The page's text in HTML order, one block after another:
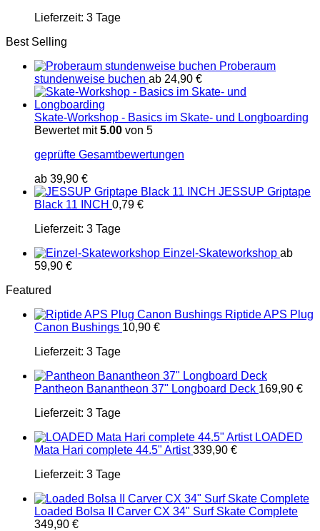
Lieferzeit: 3 Tage
Best Selling
Proberaum
stundenweise buchen ab 24,90 €
Skate-Workshop - Basics im Skate- und Longboarding
Bewertet mit5.00 von 5
geprüfte Gesamtbewertungen
ab 39,90 €
JESSUP Griptape
Black 11 INCH 0,79 €
Lieferzeit: 3 Tage
Einzel-Skateworkshop ab
59,90 €
Featured
Riptide APS Plug
Canon Bushings 10,90 €
Lieferzeit: 3 Tage
Pantheon Banantheon 37" Longboard Deck 169,90 €
Lieferzeit: 3 Tage
LOADED
Mata Hari complete 44.5" Artist 339,90 €
Lieferzeit: 3 Tage
Loaded Bolsa II Carver CX 34" Surf Skate Complete
349,90 €